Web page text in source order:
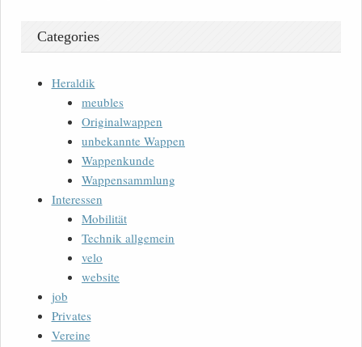
Categories
Heraldik
meubles
Originalwappen
unbekannte Wappen
Wappenkunde
Wappensammlung
Interessen
Mobilität
Technik allgemein
velo
website
job
Privates
Vereine